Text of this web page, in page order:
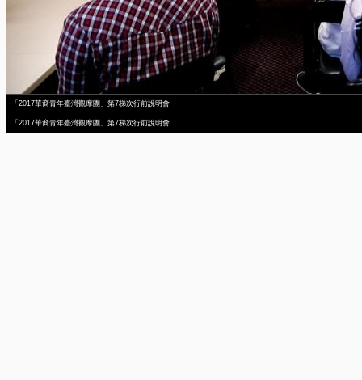
「2017華裔青年臺灣觀摩團」第7梯次行前說明會
「2017華裔青年臺灣觀摩團」第7梯次行前說明會